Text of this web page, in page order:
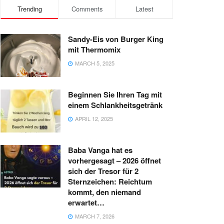
Trending Comments Latest
Sandy-Eis von Burger King
mit Thermomix
MARCH 5, 2025
Beginnen Sie Ihren Tag mit
einem Schlankheitsgetränk
APRIL 12, 2025
Baba Vanga hat es
vorhergesagt – 2026 öffnet
sich der Tresor für 2
Sternzeichen: Reichtum
kommt, den niemand
erwartet…
MARCH 7, 2026